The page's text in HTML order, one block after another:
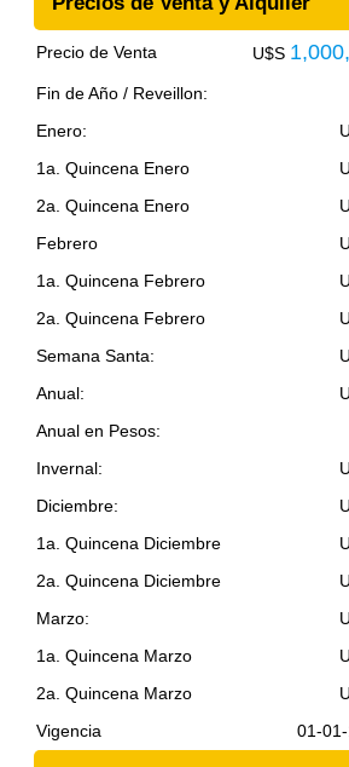
Precio de Venta U$S
Fin de Año / Reveillon:
Enero:
1a. Quincena Enero
2a. Quincena Enero
Febrero
1a. Quincena Febrero
2a. Quincena Febrero
Semana Santa:
Anual:
Anual en Pesos:
Invernal:
Diciembre:
1a. Quincena Diciembre
2a. Quincena Diciembre
Marzo:
1a. Quincena Marzo
2a. Quincena Marzo
Vigencia
01-